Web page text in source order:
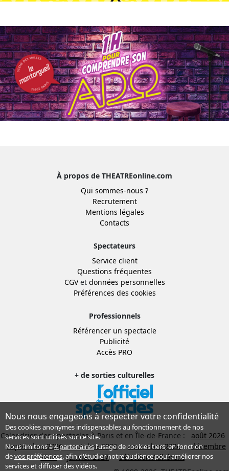
À propos de THEATREonline.com
Qui sommes-nous ?
Recrutement
Mentions légales
Contacts
Spectateurs
Service client
Questions fréquentes
CGVet données personnelles
Préférences des cookies
Professionnels
Référencer un spectacle
Publicité
Accès PRO
+ de sorties culturelles
Calendrier des spectacles à Paris et en Île-de-France :
août 2026
septembre 2026
octobre 2026 novembre 2026
décembre
2026
janvier 2027
Sélection Adhérent
Nous nous engageons à respecter votre confidentialité
Des cookies anonymes indispensables au fonctionnement de nos
services sont utilisés sur ce site.
Nous limitons à4 partenairesl’usage de cookies tiers, en fonction
devos préférences, afin d'étudier notre audience pour améliorer nos
services et diffuser des vidéos.